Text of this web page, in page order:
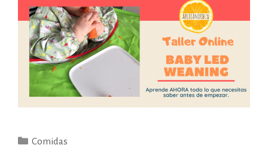
Categorías
Comidas